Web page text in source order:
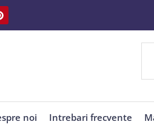
noi Intrebari frecvente